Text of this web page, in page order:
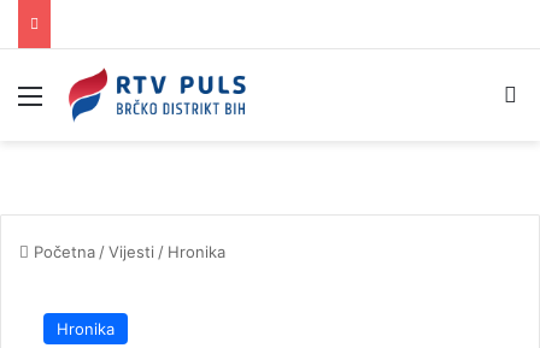
Izbornik
Početna /Vijesti / Hronika
Hronika